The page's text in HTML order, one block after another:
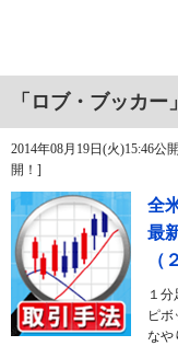
「ロブ・ブッカ
2014年08月19日(火)15:46
開！]
全
最
（
１
ピ
なや